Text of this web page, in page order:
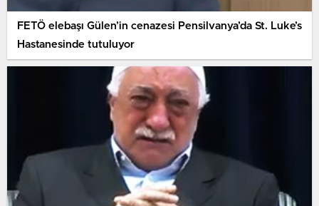
FETÖ elebaşı Gülen’in cenazesi Pensilvanya’da St. Luke’s
Hastanesinde tutuluyor